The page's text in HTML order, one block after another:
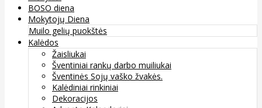
BOSO diena
Mokytojų Diena
Muilo gelių puokštės
Kalėdos
Žaisliukai
Šventiniai rankų darbo muiliukai
Šventinės Sojų vaško žvakės.
Kalėdiniai rinkiniai
Dekoracijos